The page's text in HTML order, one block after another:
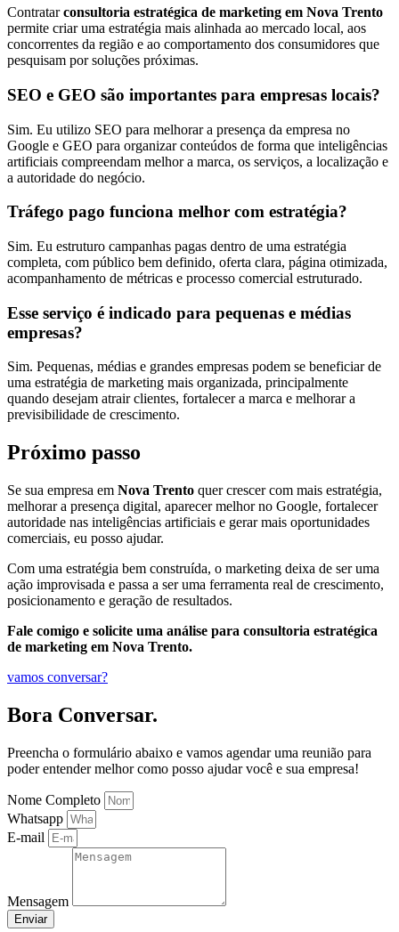
Contratarconsultoria estratégica de marketing em Nova Trento
permite criar uma estratégia mais alinhada ao mercado local, aos
concorrentes da região e ao comportamento dos consumidores que
pesquisam por soluções próximas.
SEO e GEO são importantes para empresas locais?
Sim. Eu utilizo SEO para melhorar a presença da empresa no
Google e GEO para organizar conteúdos de forma que inteligências
artificiais compreendam melhor a marca, os serviços, a localização e
a autoridade do negócio.
Tráfego pago funciona melhor com estratégia?
Sim. Eu estruturo campanhas pagas dentro de uma estratégia
completa, com público bem definido, oferta clara, página otimizada,
acompanhamento de métricas e processo comercial estruturado.
Esse serviço é indicado para pequenas e médias
empresas?
Sim. Pequenas, médias e grandes empresas podem se beneficiar de
uma estratégia de marketing mais organizada, principalmente
quando desejam atrair clientes, fortalecer a marca e melhorar a
previsibilidade de crescimento.
Próximo passo
Se sua empresa em Nova Trento quer crescer com mais estratégia,
melhorar a presença digital, aparecer melhor no Google, fortalecer
autoridade nas inteligências artificiais e gerar mais oportunidades
comerciais, eu posso ajudar.
Com uma estratégia bem construída, o marketing deixa de ser uma
ação improvisada e passa a ser uma ferramenta real de crescimento,
posicionamento e geração de resultados.
Fale comigo e solicite uma análise para consultoria estratégica
de marketing em Nova Trento.
vamos conversar?
Bora Conversar.
Preencha o formulário abaixo e vamos agendar uma reunião para
poder entender melhor como posso ajudar você e sua empresa!
Nome Completo
Whatsapp
E-mail
Mensagem
Enviar